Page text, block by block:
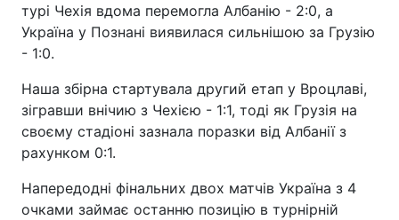
турі Чехія вдома перемогла Албанію - 2:0, а
Україна у Познані виявилася сильнішою за Грузію
- 1:0.
Наша збірна стартувала другий етап у Вроцлаві,
зігравши внічию з Чехією - 1:1, тоді як Грузія на
своєму стадіоні зазнала поразки від Албанії з
рахунком 0:1.
Напередодні фінальних двох матчів Україна з 4
очками займає останню позицію в турнірній